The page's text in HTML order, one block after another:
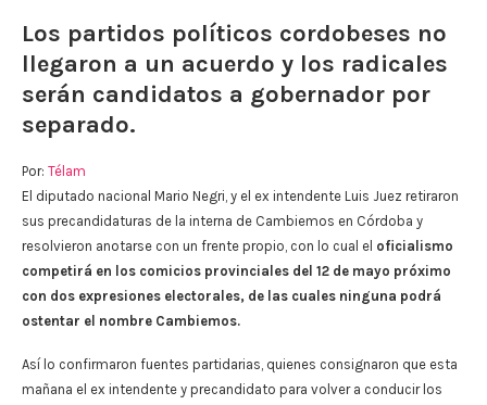
Los partidos políticos cordobeses no
llegaron a un acuerdo y los radicales
serán candidatos a gobernador por
separado.
Por: Télam
El diputado nacional Mario Negri, y el ex intendente Luis Juez retiraron
sus precandidaturas de la interna de Cambiemos en Córdoba y
resolvieron anotarse con un frente propio, con lo cual el oficialismo
competirá en los comicios provinciales del 12 de mayo próximo
con dos expresiones electorales, de las cuales ninguna podrá
ostentar el nombre Cambiemos.
Así lo confirmaron fuentes partidarias, quienes consignaron que esta
mañana el ex intendente y precandidato para volver a conducir los